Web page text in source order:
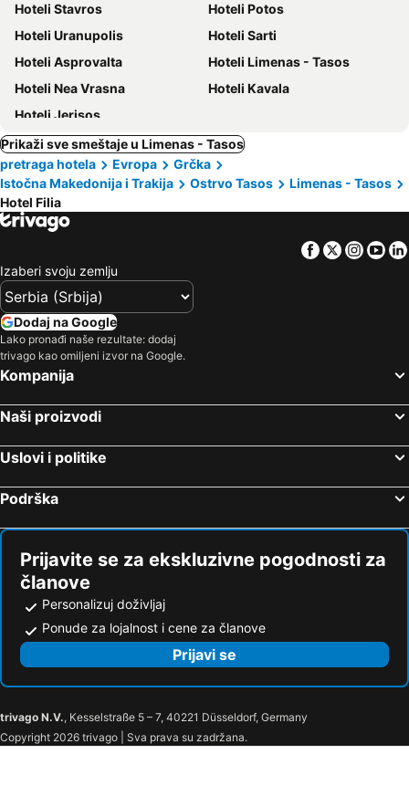
Hoteli Stavros
Hoteli Potos
Hoteli Uranupolis
Hoteli Sarti
Hoteli Asprovalta
Hoteli Limenas - Tasos
Hoteli Nea Vrasna
Hoteli Kavala
Hoteli Jerisos
Prikaži sve smeštaje u Limenas - Tasos
pretraga hotela
Evropa
Grčka
Istočna Makedonija i Trakija
Ostrvo Tasos
Limenas - Tasos
Hotel Filia
Facebook
Twitter
Izaberi svoju zemlju
Dodaj na Google
Lako pronađi naše rezultate: dodaj
trivago kao omiljeni izvor na Google.
Kompanija
Naši proizvodi
Uslovi i politike
Podrška
Prijavite se za ekskluzivne pogodnosti za
članove
Personalizuj doživljaj
Ponude za lojalnost i cene za članove
Prijavi se
trivago N.V., Kesselstraße 5 – 7, 40221 Düsseldorf, Germany
Copyright 2026 trivago | Sva prava su zadržana.